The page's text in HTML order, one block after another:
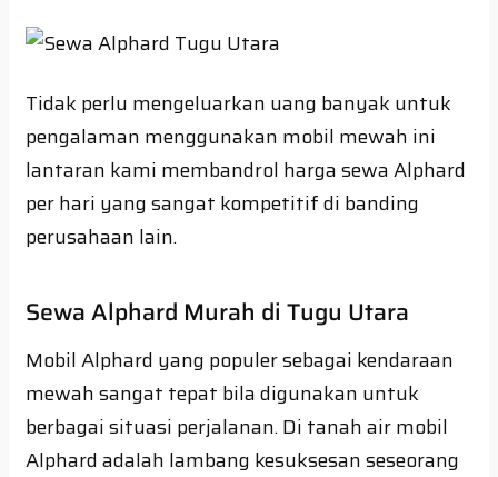
Tidak perlu mengeluarkan uang banyak untuk
pengalaman menggunakan mobil mewah ini
lantaran kami membandrol harga sewa Alphard
per hari yang sangat kompetitif di banding
perusahaan lain.
Sewa Alphard Murah di Tugu Utara
Mobil Alphard yang populer sebagai kendaraan
mewah sangat tepat bila digunakan untuk
berbagai situasi perjalanan. Di tanah air mobil
Alphard adalah lambang kesuksesan seseorang